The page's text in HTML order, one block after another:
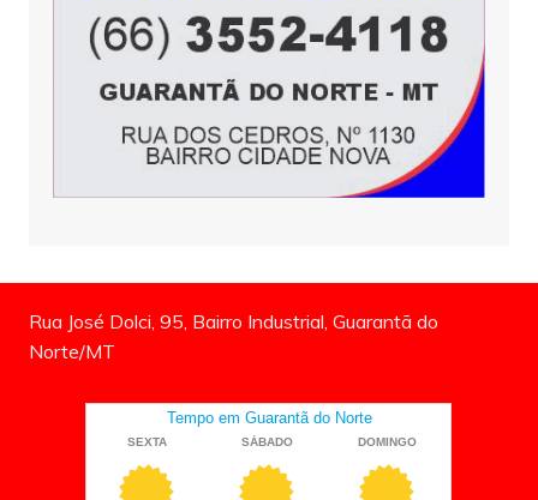
Rua José Dolci, 95, Bairro Industrial, Guarantã do
Norte/MT